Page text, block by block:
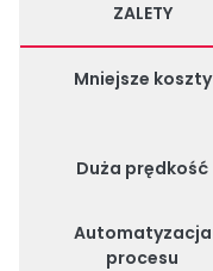
ZALETY
Mniejsze koszty
Duża prędkość
Automatyzacja
procesu